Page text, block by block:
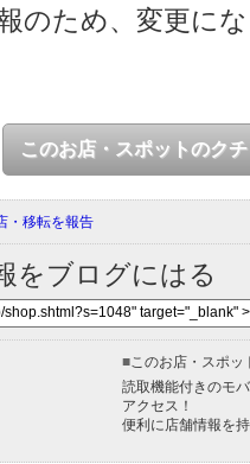
のため、変更に
このお店・スポットのク
・移転を報告
をブログにはる
■ このお店・スポ
読取機能付きのモ
アクセス！
便利に店舗情報を